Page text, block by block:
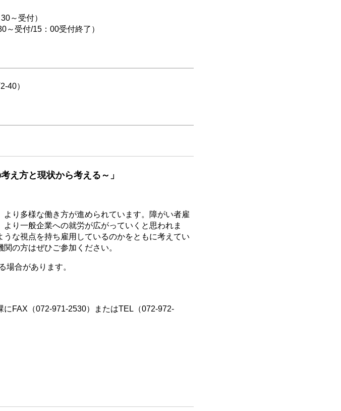
～受付）
～受付/15：00受付終了）
40）
え方と現状から考える～」
り多様な働き方が進められています。障がい者雇
り一般企業への就労が広がっていくと思われま
な視点を持ち雇用しているのかをともに考えてい
の方はぜひご参加ください。
合があります。
FAX（072-971-2530）またはTEL（072-972-